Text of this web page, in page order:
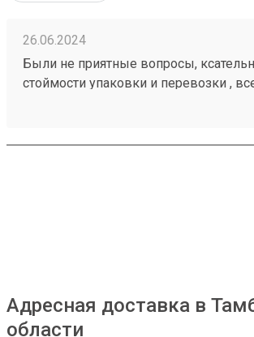
26.06.2024
Были не приятные вопросы,
стоймости упаковки и перевозки ,
Адресная доставка в
области